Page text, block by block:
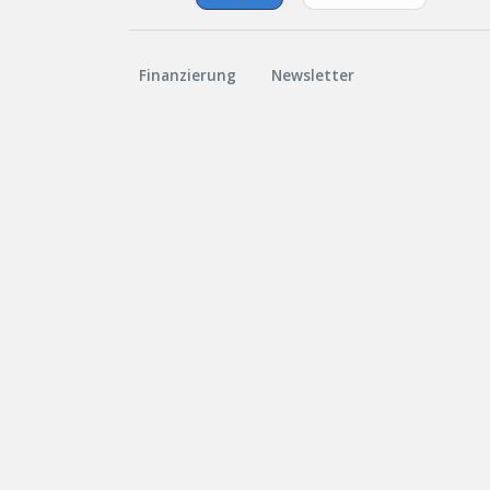
Finanzierung Newsletter